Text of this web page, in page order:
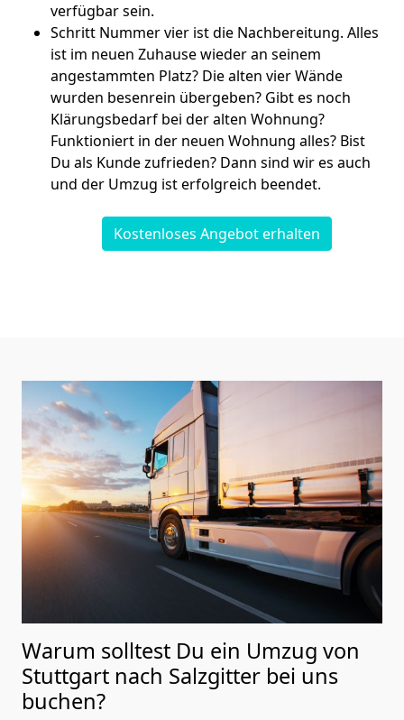
verfügbar sein.
Schritt Nummer vier ist die Nachbereitung. Alles
ist im neuen Zuhause wieder an seinem
angestammten Platz? Die alten vier Wände
wurden besenrein übergeben? Gibt es noch
Klärungsbedarf bei der alten Wohnung?
Funktioniert in der neuen Wohnung alles? Bist
Du als Kunde zufrieden? Dann sind wir es auch
und der Umzug ist erfolgreich beendet.
Kostenloses Angebot erhalten
Warum solltest Du ein Umzug von
Stuttgart nach Salzgitter bei uns
buchen?